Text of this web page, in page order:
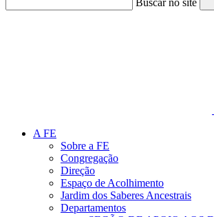
Buscar no site
A FE
Sobre a FE
Congregação
Direção
Espaço de Acolhimento
Jardim dos Saberes Ancestrais
Departamentos